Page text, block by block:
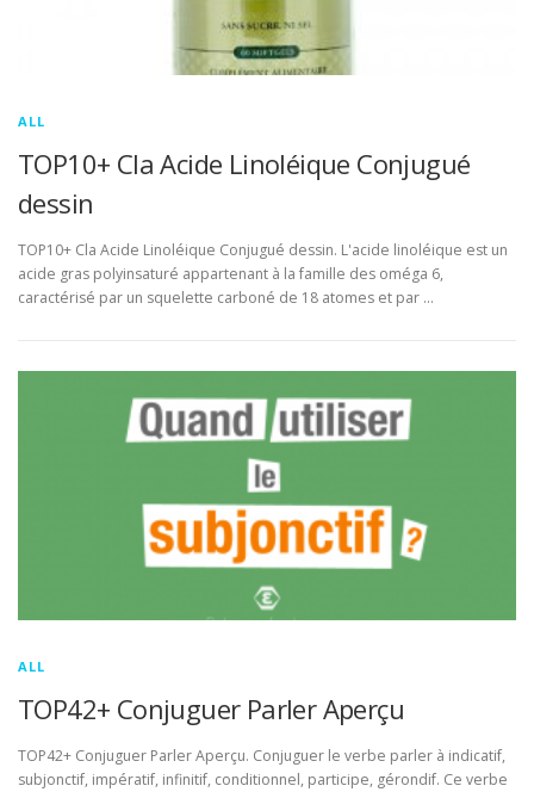
ALL
TOP10+ Cla Acide Linoléique Conjugué
dessin
TOP10+ Cla Acide Linoléique Conjugué dessin. L'acide linoléique est un
acide gras polyinsaturé appartenant à la famille des oméga 6,
caractérisé par un squelette carboné de 18 atomes et par …
ALL
TOP42+ Conjuguer Parler Aperçu
TOP42+ Conjuguer Parler Aperçu. Conjuguer le verbe parler à indicatif,
subjonctif, impératif, infinitif, conditionnel, participe, gérondif. Ce verbe